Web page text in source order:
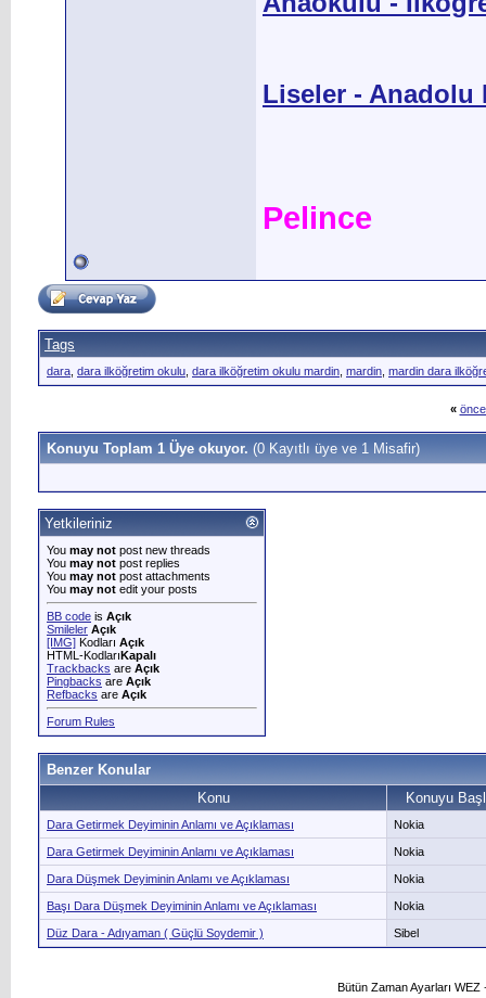
Liseler - Anadolu
Pelince
Tags
dara dara ilköğretim okulu dara ilköğretim okulu mardin mardin mardin dara
«
Konuyu Toplam 1 Üye okuyor. (0 Kayıtlı üye ve 1 Misafir)
Yetkileriniz
You may not post new threads
You may not post replies
You may not post attachments
You may not edit your posts
BB code is Açık
Smileler Açık
[IMG] Kodları Açık
HTML-KodlarıKapalı
Trackbacks are Açık
Pingbacks are Açık
Refbacks are Açık
Forum Rules
Benzer Konular
Konu
Konuyu
Dara Getirmek Deyiminin Anlamı ve Açıklaması Nokia
Dara Getirmek Deyiminin Anlamı ve Açıklaması Nokia
Dara Düşmek Deyiminin Anlamı ve Açıklaması Nokia
Başı Dara Düşmek Deyiminin Anlamı ve Açıklaması Nokia
Düz Dara - Adıyaman ( Güçlü Soydemir ) Sibel
Bütün Zaman Ayarları